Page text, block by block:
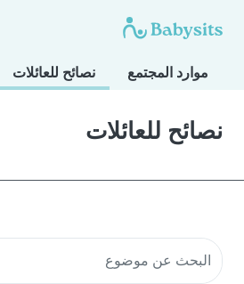
موارد المجتمع نصائح للعائلات
نصائح للعائلات
البحث في موارد المجتمع